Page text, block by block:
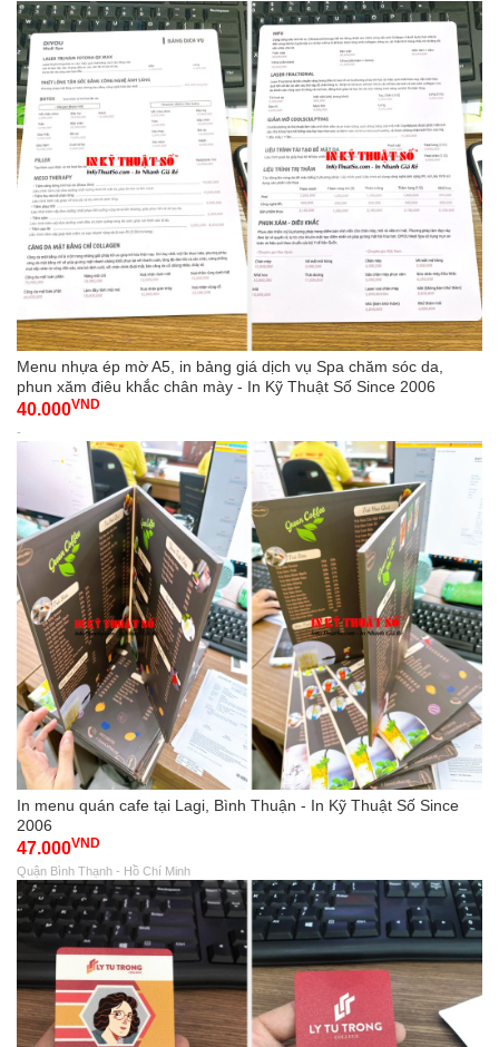
Menu nhựa ép mờ A5, in bảng giá dịch vụ Spa chăm sóc da,
phun xăm điêu khắc chân mày - In Kỹ Thuật Số Since 2006
40.000VND
-
In menu quán cafe tại Lagi, Bình Thuận - In Kỹ Thuật Số Since
2006
47.000VND
Quận Bình Thạnh - Hồ Chí Minh